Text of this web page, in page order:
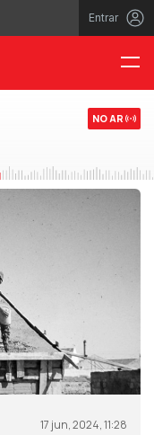
Entrar
NO AR
17 jun, 2024, 11:28